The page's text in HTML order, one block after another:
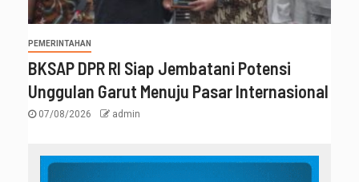
PEMERINTAHAN
BKSAP DPR RI Siap Jembatani Potensi
Unggulan Garut Menuju Pasar Internasional
07/08/2026 admin